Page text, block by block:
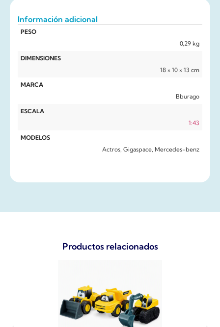
Información adicional
PESO
0,29 kg
DIMENSIONES
18 × 10 × 13 cm
MARCA
Bburago
ESCALA
1:43
MODELOS
Actros, Gigaspace, Mercedes-benz
Productos relacionados